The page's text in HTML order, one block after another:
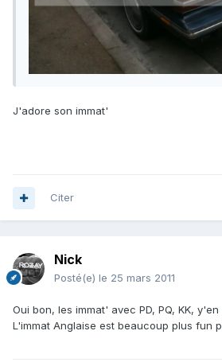
J'adore son immat'
Citer
Nick
Posté(e) le 25 mars 2011
Oui bon, les immat' avec PD, PQ, KK,
L'immat Anglaise est beaucoup plus fun